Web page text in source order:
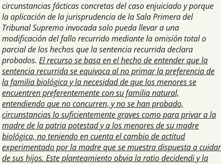
circunstancias fácticas concretas del caso enjuiciado y porque
la aplicación de la jurisprudencia de la Sala Primera del
Tribunal Supremo invocada solo pueda llevar a una
modificación del fallo recurrido mediante la omisión total o
parcial de los hechos que la sentencia recurrida declara
probados. El recurso se basa en el hecho de entender que la
sentencia recurrida se equivoca al no primar la preferencia de
la familia biológica y la necesidad de que los menores se
encuentren preferentemente con su familia natural,
entendiendo que no concurren, y no se han probado,
circunstancias lo suficientemente graves como para privar a la
madre de la patria potestad y a los menores de su madre
biológica, no teniendo en cuenta el cambio de actitud
experimentado por la madre que se muestra dispuesta a cuidar
de sus hijos. Este planteamiento obvia la ratio decidendi y la